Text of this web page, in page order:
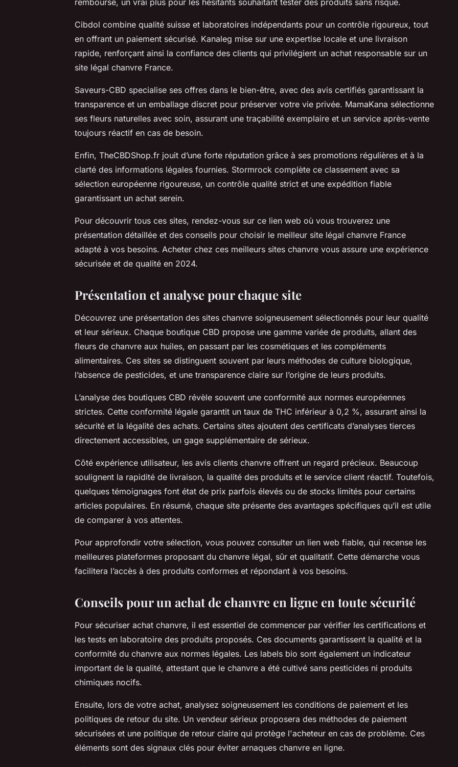
Cibdol combine qualité suisse et laboratoires indépendants pour un contrôle rigoureux, tout
en offrant un paiement sécurisé. Kanaleg mise sur une expertise locale et une livraison
rapide, renforçant ainsi la confiance des clients qui privilégient un achat responsable sur un
site légal chanvre France.
Saveurs-CBD specialise ses offres dans le bien-être, avec des avis certifiés garantissant la
transparence et un emballage discret pour préserver votre vie privée. MamaKana sélectionne
ses fleurs naturelles avec soin, assurant une traçabilité exemplaire et un service après-vente
toujours réactif en cas de besoin.
Enfin, TheCBDShop.fr jouit d’une forte réputation grâce à ses promotions régulières et à la
clarté des informations légales fournies. Stormrock complète ce classement avec sa
sélection européenne rigoureuse, un contrôle qualité strict et une expédition fiable
garantissant un achat serein.
Pour découvrir tous ces sites, rendez-vous sur ce lien web où vous trouverez une
présentation détaillée et des conseils pour choisir le meilleur site légal chanvre France
adapté à vos besoins. Acheter chez ces meilleurs sites chanvre vous assure une expérience
sécurisée et de qualité en 2024.
Présentation et analyse pour chaque site
Découvrez une présentation des sites chanvre soigneusement sélectionnés pour leur qualité
et leur sérieux. Chaque boutique CBD propose une gamme variée de produits, allant des
fleurs de chanvre aux huiles, en passant par les cosmétiques et les compléments
alimentaires. Ces sites se distinguent souvent par leurs méthodes de culture biologique,
l’absence de pesticides, et une transparence claire sur l’origine de leurs produits.
L’analyse des boutiques CBD révèle souvent une conformité aux normes européennes
strictes. Cette conformité légale garantit un taux de THC inférieur à 0,2 %, assurant ainsi la
sécurité et la légalité des achats. Certains sites ajoutent des certificats d’analyses tierces
directement accessibles, un gage supplémentaire de sérieux.
Côté expérience utilisateur, les avis clients chanvre offrent un regard précieux. Beaucoup
soulignent la rapidité de livraison, la qualité des produits et le service client réactif. Toutefois,
quelques témoignages font état de prix parfois élevés ou de stocks limités pour certains
articles populaires. En résumé, chaque site présente des avantages spécifiques qu’il est utile
de comparer à vos attentes.
Pour approfondir votre sélection, vous pouvez consulter un lien web fiable, qui recense les
meilleures plateformes proposant du chanvre légal, sûr et qualitatif. Cette démarche vous
facilitera l’accès à des produits conformes et répondant à vos besoins.
Conseils pour un achat de chanvre en ligne en toute sécurité
Pour sécuriser achat chanvre, il est essentiel de commencer par vérifier les certifications et
les tests en laboratoire des produits proposés. Ces documents garantissent la qualité et la
conformité du chanvre aux normes légales. Les labels bio sont également un indicateur
important de la qualité, attestant que le chanvre a été cultivé sans pesticides ni produits
chimiques nocifs.
Ensuite, lors de votre achat, analysez soigneusement les conditions de paiement et les
politiques de retour du site. Un vendeur sérieux proposera des méthodes de paiement
sécurisées et une politique de retour claire qui protège l'acheteur en cas de problème. Ces
éléments sont des signaux clés pour éviter arnaques chanvre en ligne.